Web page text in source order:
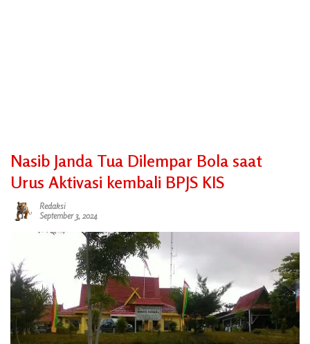
Nasib Janda Tua Dilempar Bola saat
Urus Aktivasi kembali BPJS KIS
Redaksi
September 3, 2024